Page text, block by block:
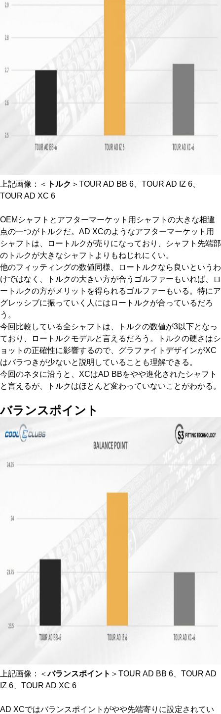
上記画像：＜ トルク ＞TOUR AD BB 6、TOUR AD IZ 6、
TOUR AD XC 6
OEMシャフトとアフターマーケット用シャフトの大きな相違
点の一つがトルクだ。AD XCのようなアフターマーケット用
シャフトは、ロートルクが売りになっており、シャフト先端部
のトルクが大きなシャフトよりもねじれにくい。
他のフィッティングの数値同様、ロートルクなら良いというわ
けではなく、トルクの大きい方が合うゴルファーもいれば、ロ
ートルクの方がメリットを得られるゴルファーもいる。特にア
グレッシブに振っていく人にはロートルクが合っているだろ
う。
今回比較している全シャフトは、トルクの数値が3以下となっ
ており、ロートルクモデルと言えるだろう。トルクの硬さはシ
ョットの正確性に影響するので、グラファイトデザインがXC
はバラつきが少ないと説明していることも理解できる。
今回のネタに沿うと、XCはAD BBをやや進化されたシャフト
と言えるが、トルクはほとんど変わっていないことがわかる。
バランスポイント
上記画像：＜バランスポイント ＞TOUR AD BB 6、TOUR AD
IZ 6、TOUR AD XC 6
AD XCではバランスポイントがやや先端寄りに設定されてい